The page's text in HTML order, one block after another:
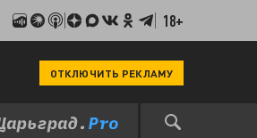
18+
ОТКЛЮЧИТЬ РЕКЛАМУ